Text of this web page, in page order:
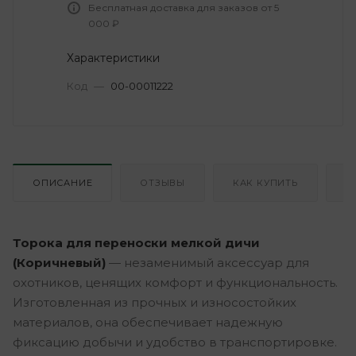
Бесплатная доставка для заказов от 5
000 ₽
Характеристики
Код — 00-00011222
ОПИСАНИЕ ОТЗЫВЫ КАК КУПИТЬ
Торока для переноски мелкой дичи
(Коричневый) — незаменимый аксессуар для
охотников, ценящих комфорт и функциональность.
Изготовленная из прочных и износостойких
материалов, она обеспечивает надежную
фиксацию добычи и удобство в транспортировке.